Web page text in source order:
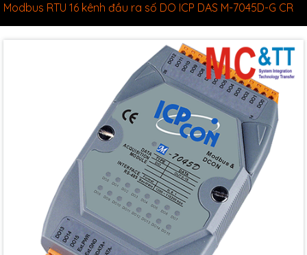
Modbus RTU 16 kênh đầu ra số DO ICP DAS M-7045D-G CR